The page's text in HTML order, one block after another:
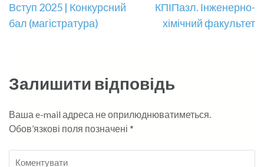
Навігація
записів
Вступ 2025 | Конкурсний
бал (магістратура)
КПІПазл. Інженерно-
хімічний факультет
Залишити відповідь
Ваша e-mail адреса не оприлюднюватиметься.
Обов’язкові поля позначені *